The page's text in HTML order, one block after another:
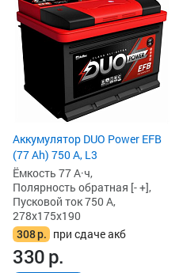
Аккумулятор DUO Power EFB
(77 Ah) 750 А, L3
Ёмкость 77 А·ч,
Полярность обратная [- +],
Пусковой ток 750 А,
278x175x190
308р. при сдаче акб
330р.